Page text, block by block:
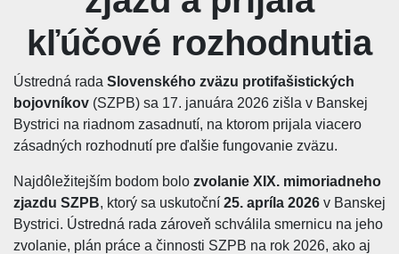
kľúčové rozhodnutia
Ústredná rada Slovenského zväzu protifašistických
bojovníkov (SZPB) sa 17. januára 2026 zišla v Banskej
Bystrici na riadnom zasadnutí, na ktorom prijala viacero
zásadných rozhodnutí pre ďalšie fungovanie zväzu.
Najdôležitejším bodom bolo zvolanie XIX. mimoriadneho
zjazdu SZPB, ktorý sa uskutoční 25. apríla 2026 v Banskej
Bystrici. Ústredná rada zároveň schválila smernicu na jeho
zvolanie, plán práce a činnosti SZPB na rok 2026, ako aj